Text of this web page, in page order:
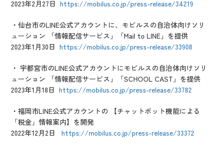
2023年2月27日https://mobilus.co.jp/press-release/34219
・仙台市のLINE公式アカウントに、モビルスの自治体向けソリ
ューション 「情報配信サービス」「Mail to LINE」を提供
2023年1月30日 https://mobilus.co.jp/press-release/33908
・ 宇都宮市のLINE公式アカウントにモビルスの自治体向けソリ
ューション 「情報配信サービス」「SCHOOL CAST」を提供
2023年1月18日https://mobilus.co.jp/press-release/33782
・福岡市LINE公式アカウントの 【チャットボット機能による
「税金」情報案内】を開発
2022年12月2日https://mobilus.co.jp/press-release/33372